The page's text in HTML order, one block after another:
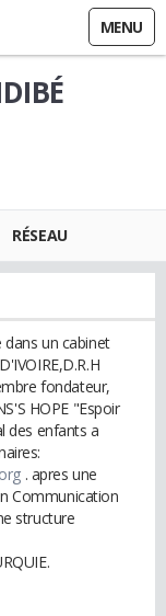
MENU
RÉSEAU
un cabinet
fondateur,
HOPE "Espoir
des enfants a
. apres une
Communication
structure